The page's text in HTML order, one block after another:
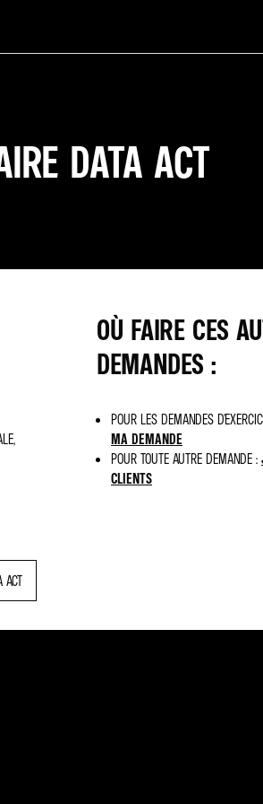
DATA ACT
OÙ FAIRE CES
DEMANDES :
POUR LES DEMANDES
MA DEMANDE
POUR TOUTE AUTRE DEMANDE :
CLIENTS
ACT